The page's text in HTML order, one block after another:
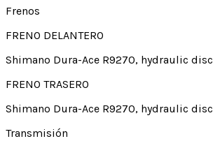
Frenos
FRENO DELANTERO
Shimano Dura-Ace R9270, hydraulic disc
FRENO TRASERO
Shimano Dura-Ace R9270, hydraulic disc
Transmisión